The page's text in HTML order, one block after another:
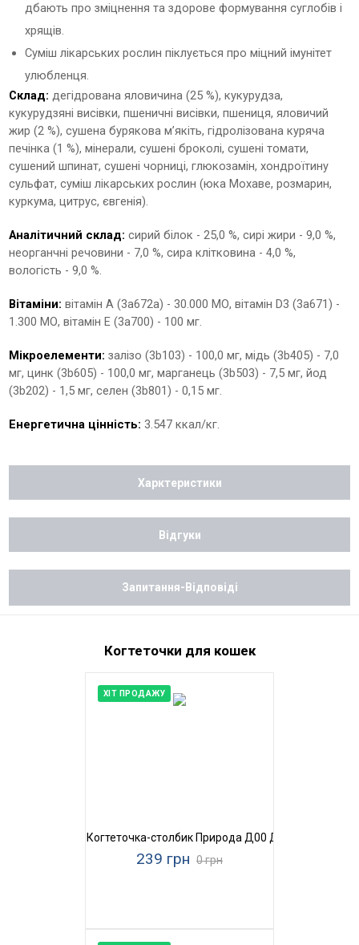
дбають про зміцнення та здорове формування суглобів і
хрящів.
Суміш лікарських рослин піклується про міцний імунітет
улюбленця.
Склад: дегідрована яловичина (25 %), кукурудза,
кукурудзяні висівки, пшеничні висівки, пшениця, яловичий
жир (2 %), сушена бурякова м’якіть, гідролізована куряча
печінка (1 %), мінерали, сушені броколі, сушені томати,
сушений шпинат, сушені чорниці, глюкозамін, хондроїтину
сульфат, суміш лікарських рослин (юка Мохаве, розмарин,
куркума, цитрус, євгенія).
Аналітичний склад: сирий білок - 25,0 %, сирі жири - 9,0 %,
неорганчні речовини - 7,0 %, сира клітковина - 4,0 %,
вологість - 9,0 %.
Вітаміни: вітамін A (3a672a) - 30.000 МО, вітамін D3 (3a671) -
1.300 МО, вітамін E (3a700) - 100 мг.
Мікроелементи: залізо (3b103) - 100,0 мг, мідь (3b405) - 7,0
мг, цинк (3b605) - 100,0 мг, марганець (3b503) - 7,5 мг, йод
(3b202) - 1,5 мг, селен (3b801) - 0,15 мг.
Енергетична цінність: 3.547 ккал/кг.
Харктеристики
Відгуки
Запитання-Відповіді
Когтеточки для кошек
ХІТ ПРОДАЖУ
Когтеточка-столбик Природа Д00 Джут
239 грн 0 грн